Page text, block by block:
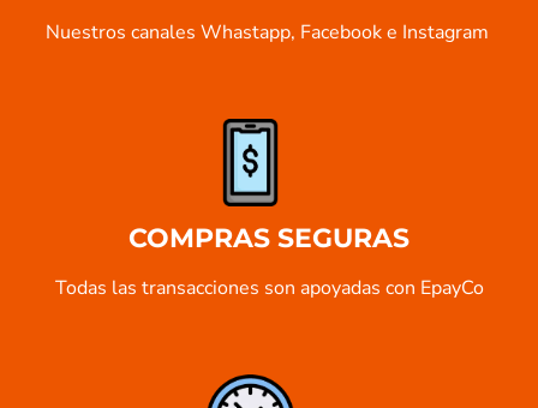
Nuestros canales Whastapp, Facebook e Instagram ​
COMPRAS SEGURAS
Todas las transacciones son apoyadas con EpayCo​